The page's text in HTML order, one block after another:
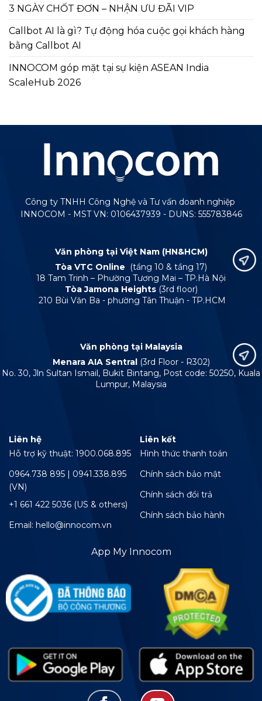
3 NGÀY CHỐT ĐƠN – NHẬN ƯU ĐÃI VIP
Callbot AI là gì? Tự động hóa cuộc gọi khách hàng
bằng Callbot AI
INNOCOM góp mặt tại sự kiện ASEAN India
ScaleHub 2026
Công ty TNHH Công Nghệ và Tư vấn doanh nghiệp
INNOCOM - MST VN: 0106437939 - DUNS: 555783846
Văn phòng tại Việt Nam (HN&HCM)
Tòa VTC Online
(tầng 10 & tầng 17)
18 Tam Trinh – Phường Tương Mai – TP.Hà Nội
Tòa Jamona Heights (3rd floor)
210 Bùi Văn Ba - phường Tân Thuận - TP.HCM
Văn phòng tại Malaysia
Menara AIA Sentral (3rd Floor - R302)
No. 30, Jln Sultan Ismail, Bukit Bintang, Post code: 50250, Kuala
Lumpur, Malaysia
Liên hệ
Hỗ trợ kỹ thuật: 1900.068.895
0964.738 895 | 0941.338.895
(VN)
+1 661 422 5036 (US & others)
Email: hello@innocom.vn
Liên kết
Hình thức thanh toán
Chính sách bảo mật
Chính sách đổi trả
Chính sách bảo hành
App My Innocom